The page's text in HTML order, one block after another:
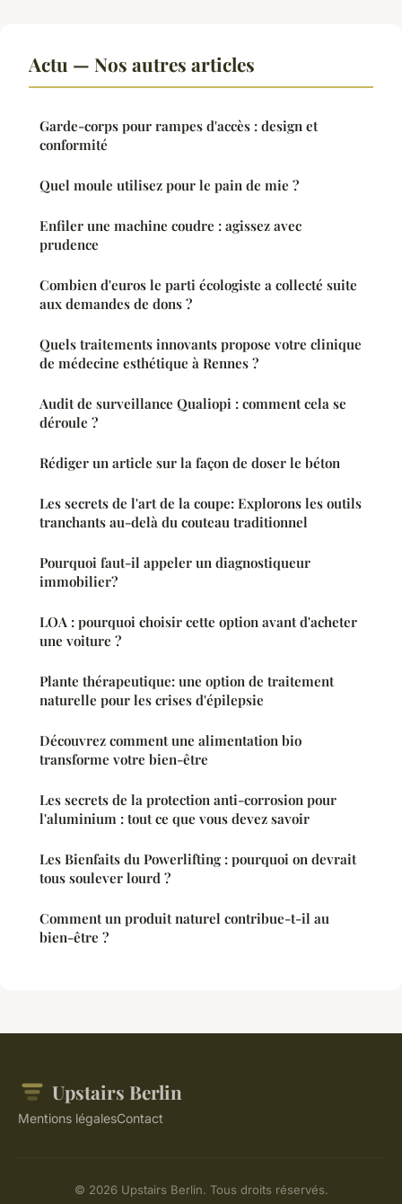
Actu — Nos autres articles
Garde-corps pour rampes d'accès : design et
conformité
Quel moule utilisez pour le pain de mie ?
Enfiler une machine coudre : agissez avec
prudence
Combien d'euros le parti écologiste a collecté suite
aux demandes de dons ?
Quels traitements innovants propose votre clinique
de médecine esthétique à Rennes ?
Audit de surveillance Qualiopi : comment cela se
déroule ?
Rédiger un article sur la façon de doser le béton
Les secrets de l'art de la coupe: Explorons les outils
tranchants au-delà du couteau traditionnel
Pourquoi faut-il appeler un diagnostiqueur
immobilier?
LOA : pourquoi choisir cette option avant d'acheter
une voiture ?
Plante thérapeutique: une option de traitement
naturelle pour les crises d'épilepsie
Découvrez comment une alimentation bio
transforme votre bien-être
Les secrets de la protection anti-corrosion pour
l'aluminium : tout ce que vous devez savoir
Les Bienfaits du Powerlifting : pourquoi on devrait
tous soulever lourd ?
Comment un produit naturel contribue-t-il au
bien-être ?
Upstairs Berlin
Mentions légalesContact
© 2026 Upstairs Berlin. Tous droits réservés.